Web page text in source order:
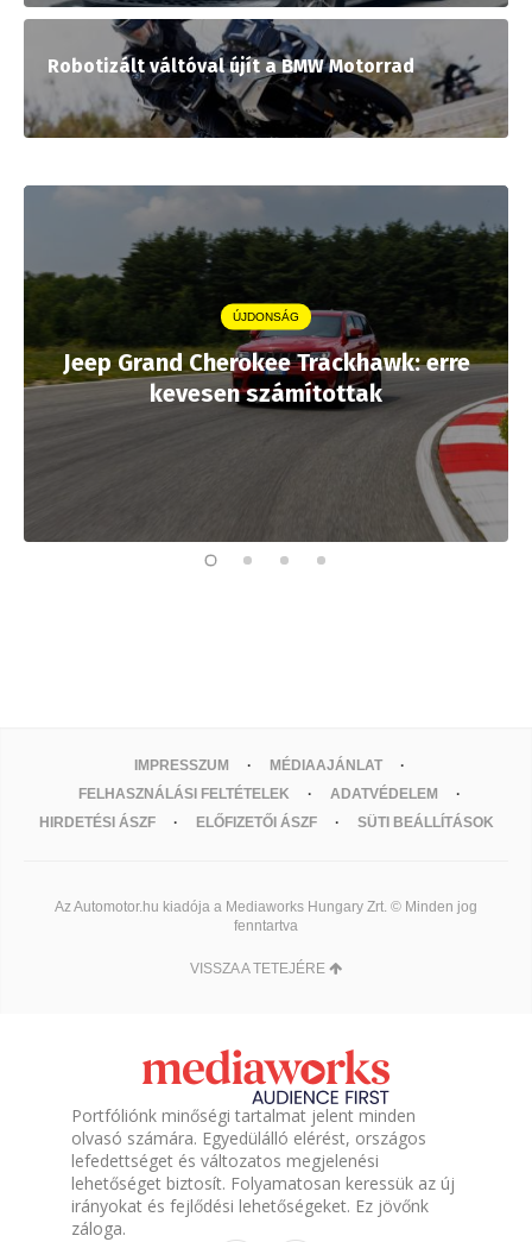
Robotizált váltóval újít a BMW Motorrad
ÚJDONSÁG
Jeep Grand Cherokee Trackhawk: erre
kevesen számítottak
IMPRESSZUM
MÉDIAAJÁNLAT
FELHASZNÁLÁSI FELTÉTELEK
ADATVÉDELEM
HIRDETÉSI ÁSZF
ELŐFIZETŐI ÁSZF SÜTI BEÁLLÍTÁSOK
Az Automotor.hu kiadója a Mediaworks Hungary Zrt. © Minden jog
fenntartva
VISSZA A TETEJÉRE
Portfóliónk minőségi tartalmat jelent minden
olvasó számára. Egyedülálló elérést, országos
lefedettséget és változatos megjelenési
lehetőséget biztosít. Folyamatosan keressük az új
irányokat és fejlődési lehetőségeket. Ez jövőnk
záloga.